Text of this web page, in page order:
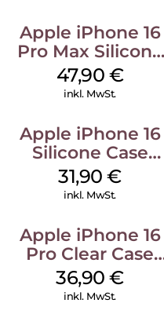
Apple iPhone 16
Pro Max Silicone
Case MagSafe
Black
47,90 €
inkl. MwSt.
Apple iPhone 16
Silicone Case
MagSafe Fuchsia
31,90€
inkl. MwSt.
Apple iPhone 16
Pro Clear Case
MagSafe
Transparent
36,90€
inkl. MwSt.